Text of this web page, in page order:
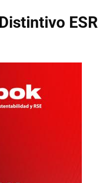
ESR